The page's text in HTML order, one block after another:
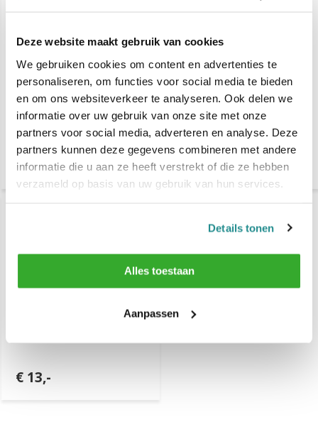
Deze website maakt gebruik van cookies
We gebruiken cookies om content en advertenties te
personaliseren, om functies voor social media te bieden
en om ons websiteverkeer te analyseren. Ook delen we
informatie over uw gebruik van onze site met onze
partners voor social media, adverteren en analyse. Deze
partners kunnen deze gegevens combineren met andere
informatie die u aan ze heeft verstrekt of die ze hebben
verzameld op basis van uw gebruik van hun services.
Details tonen
Alles toestaan
Aanpassen
KIS KeraMen HardHold
PowerGel 250ml
€ 13,-
KIS KeraMen Hair & Skin
Shaving Shampoo 250ml
€ 13,-
€ 13,-